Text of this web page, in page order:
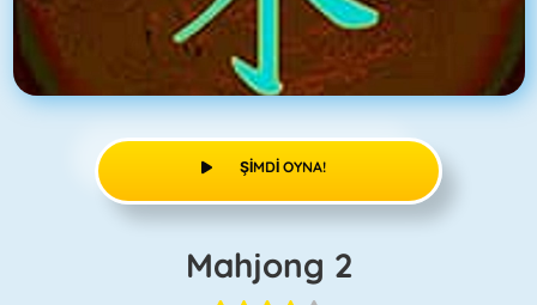
ŞIMDI OYNA!
Mahjong 2